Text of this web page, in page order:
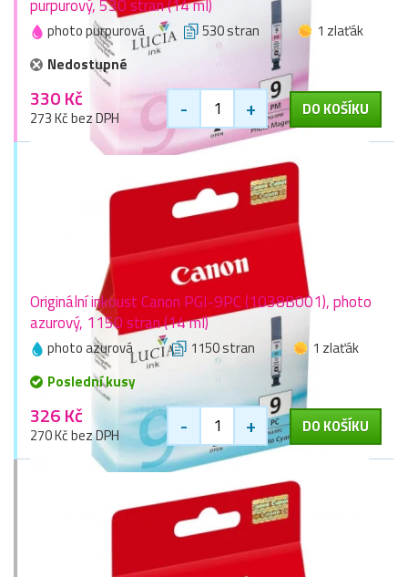
purpurový, 530 stran (14 ml)
photo purpurová 530 stran
1 zlaťák
Nedostupné
330 Kč
273 Kč bez DPH - + DO KOŠÍKU
Originální inkoust Canon PGI-9PC (1038B001), photo
azurový, 1150 stran (14 ml)
photo azurová 1150 stran
1 zlaťák
Poslední kusy
326 Kč
270 Kč bez DPH - + DO KOŠÍKU